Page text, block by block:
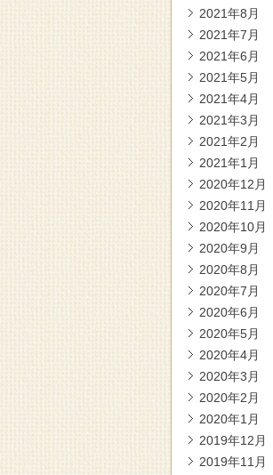
2021年8月
2021年7月
2021年6月
2021年5月
2021年4月
2021年3月
2021年2月
2021年1月
2020年12月
2020年11月
2020年10月
2020年9月
2020年8月
2020年7月
2020年6月
2020年5月
2020年4月
2020年3月
2020年2月
2020年1月
2019年12月
2019年11月